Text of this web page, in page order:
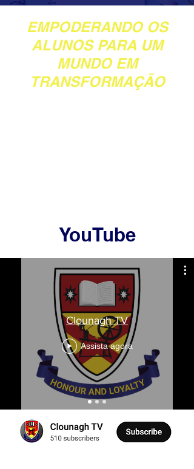
EMPODERANDO OS
ALUNOS PARA UM
MUNDO EM
TRANSFORMAÇÃO
YouTube
Clounagh TV
Assista agora